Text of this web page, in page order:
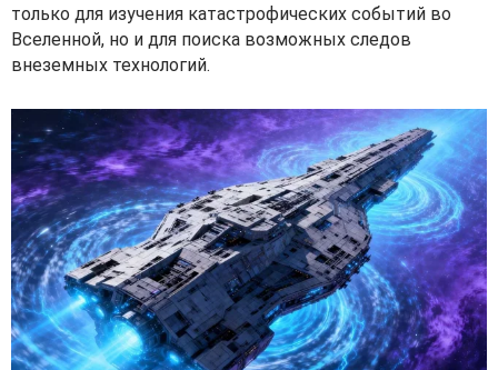
только для изучения катастрофических событий во
Вселенной, но и для поиска возможных следов
внеземных технологий.